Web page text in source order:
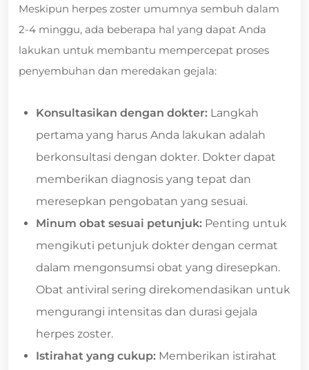
Meskipun herpes zoster umumnya sembuh dalam
2-4 minggu, ada beberapa hal yang dapat Anda
lakukan untuk membantu mempercepat proses
penyembuhan dan meredakan gejala:
Konsultasikan dengan dokter: Langkah
pertama yang harus Anda lakukan adalah
berkonsultasi dengan dokter. Dokter dapat
memberikan diagnosis yang tepat dan
meresepkan pengobatan yang sesuai.
Minum obat sesuai petunjuk: Penting untuk
mengikuti petunjuk dokter dengan cermat
dalam mengonsumsi obat yang diresepkan.
Obat antiviral sering direkomendasikan untuk
mengurangi intensitas dan durasi gejala
herpes zoster.
Istirahat yang cukup: Memberikan istirahat